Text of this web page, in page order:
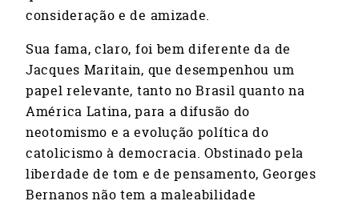
consideração e de amizade.
Sua fama, claro, foi bem diferente da de
Jacques Maritain, que desempenhou um
papel relevante, tanto no Brasil quanto na
América Latina, para a difusão do
neotomismo e a evolução política do
catolicismo à democracia. Obstinado pela
liberdade de tom e de pensamento, Georges
Bernanos não tem a maleabilidade